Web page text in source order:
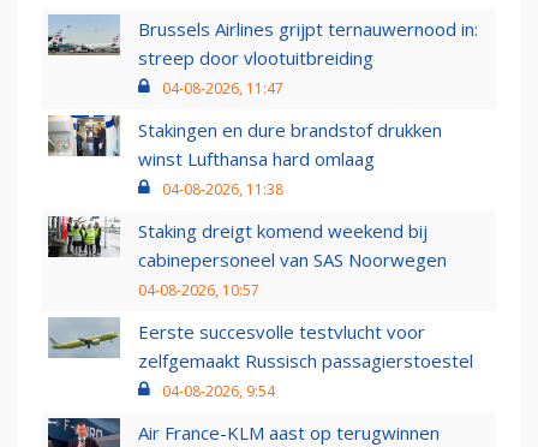
Brussels Airlines grijpt ternauwernood in:
streep door vlootuitbreiding
04-08-2026, 11:47
Stakingen en dure brandstof drukken
winst Lufthansa hard omlaag
04-08-2026, 11:38
Staking dreigt komend weekend bij
cabinepersoneel van SAS Noorwegen
04-08-2026, 10:57
Eerste succesvolle testvlucht voor
zelfgemaakt Russisch passagierstoestel
04-08-2026, 9:54
Air France-KLM aast op terugwinnen